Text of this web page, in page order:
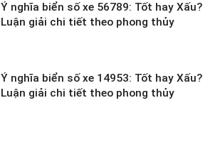
Ý nghĩa biển số xe 56789: Tốt hay Xấu?
Luận giải chi tiết theo phong thủy
Ý nghĩa biển số xe 14953: Tốt hay Xấu?
Luận giải chi tiết theo phong thủy